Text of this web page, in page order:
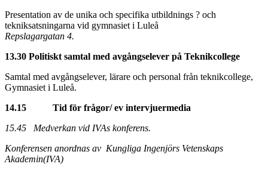
Presentation av de unika och specifika utbildnings ? och
tekniksatsningarna vid gymnasiet i Luleå
Repslagargatan 4.
13.30 Politiskt samtal med avgångselever på Teknikcollege
Samtal med avgångselever, lärare och personal från teknikcollege,
Gymnasiet i Luleå.
14.15 Tid för frågor/ ev intervjuermedia
15.45 Medverkan vid IVAs konferens.
Konferensen anordnas av Kungliga Ingenjörs Vetenskaps
Akademin(IVA)